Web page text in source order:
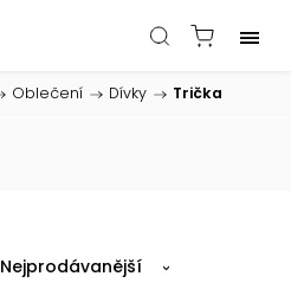
Oblečení / Dívky / Trička
Nejprodávanější